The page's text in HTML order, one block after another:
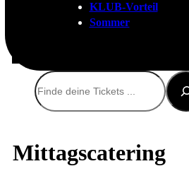
KLUB-Vorteil
Sommer
Suchen
Mittagscatering